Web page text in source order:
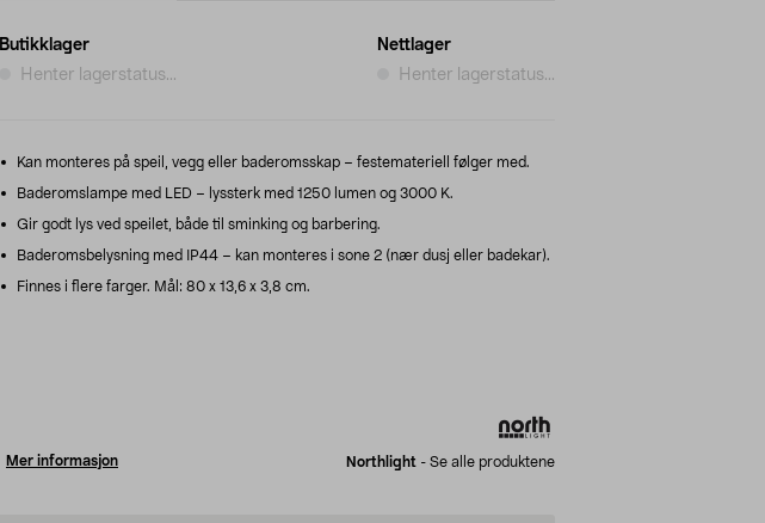
Butikklager
Henter lagerstatus...
Nettlager
Henter lagerstatus...
Kan monteres på speil, vegg eller baderomsskap – festemateriell følger med.
Baderomslampe med LED – lyssterk med 1250 lumen og 3000 K.
Gir godt lys ved speilet, både til sminking og barbering.
Baderomsbelysning med IP44 – kan monteres i sone 2 (nær dusj eller badekar).
Finnes i flere farger. Mål: 80 x 13,6 x 3,8 cm.
Mer informasjon Northlight - Se alle produktene